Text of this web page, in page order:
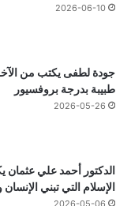
2026-06-10
جودة لطفى يكتب من
طبيبة بدرجة بروفسيور
2026-05-26
الدكتور أحمد علي عثمان
الإسلام التي تبني